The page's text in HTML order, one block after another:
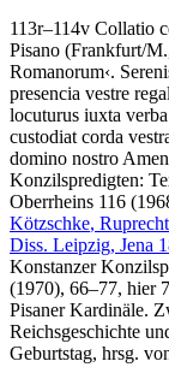
113r–114v Collatio
Pisano (Frankfurt/
Romanorum‹.
presencia vestre
locuturus iuxta verba
custodiat corda
domino nostro Amen
Konzilspredigten:
Oberrheins 116
Kötzschke,
Diss. Leipzig, Jena
Konstanzer
(1970), 66–77, hier
Pisaner Kardinäle.
Reichsgeschichte
Geburtstag, hrsg.